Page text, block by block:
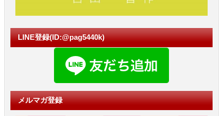
LINE登録(ID:@pag5440k)
メルマガ登録